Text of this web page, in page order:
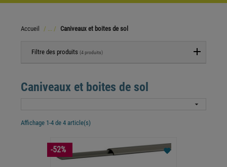
Accueil Caniveaux et boites de sol
Filtre des produits (4 produits)
Caniveaux et boites de sol

Affichage 1-4 de 4 article(s)
favorite
-52%